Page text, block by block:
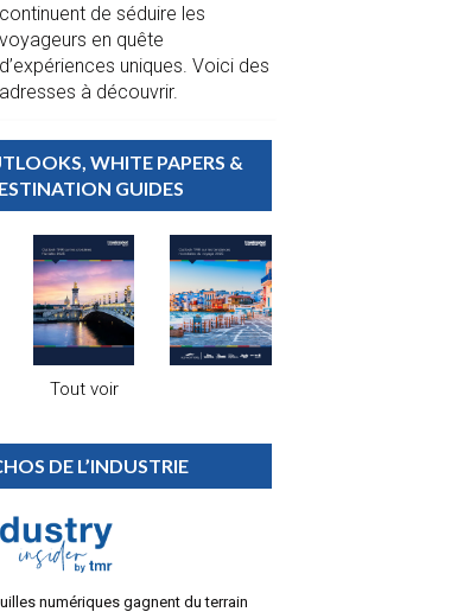
continuent de séduire les
voyageurs en quête
d’expériences uniques. Voici des
adresses à découvrir.
WHITE PAPERS &
GUIDES
Tout voir
DE L’INDUSTRIE
numériques gagnent du terrain